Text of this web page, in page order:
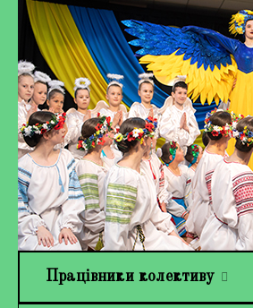
Працівники колективу